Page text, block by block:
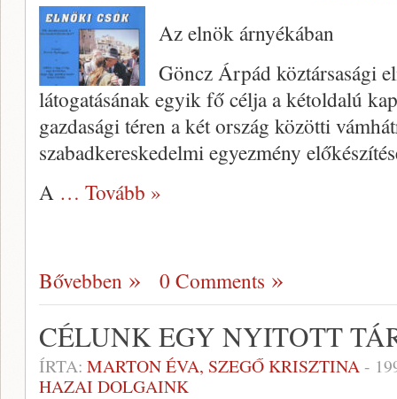
Az elnök árnyékában
Göncz Árpád köztársasági
látogatásának egyik fő célja a kétoldalú
gazdasági téren a két ország közötti
szabadkereskedelmi egyezmény
A … Tovább »
Bővebben 0 Comments
CÉLUNK EGY NYITOTT
ÍRTA: MARTON ÉVA, SZEGŐ KRISZTINA-
HAZAI DOLGAINK